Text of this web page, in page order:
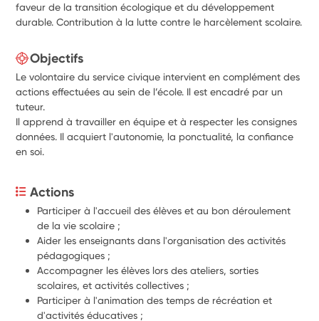
faveur de la transition écologique et du développement
durable. Contribution à la lutte contre le harcèlement scolaire.
Objectifs
Le volontaire du service civique intervient en complément des
actions effectuées au sein de l’école. Il est encadré par un
tuteur.
Il apprend à travailler en équipe et à respecter les consignes
données. Il acquiert l'autonomie, la ponctualité, la confiance
en soi.
Actions
Participer à l'accueil des élèves et au bon déroulement
de la vie scolaire ;
Aider les enseignants dans l'organisation des activités
pédagogiques ;
Accompagner les élèves lors des ateliers, sorties
scolaires, et activités collectives ;
Participer à l'animation des temps de récréation et
d'activités éducatives ;